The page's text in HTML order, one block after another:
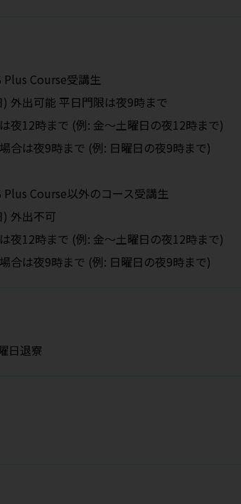
Plus Course受講生
外出可能 平日門限は夜9時まで
夜12時まで (例: 金～土曜日の夜12時まで)
合は夜9時まで (例: 日曜日の夜9時まで)
Plus Course以外のコース受講生
外出不可
夜12時まで (例: 金～土曜日の夜12時まで)
合は夜9時まで (例: 日曜日の夜9時まで)
日退寮